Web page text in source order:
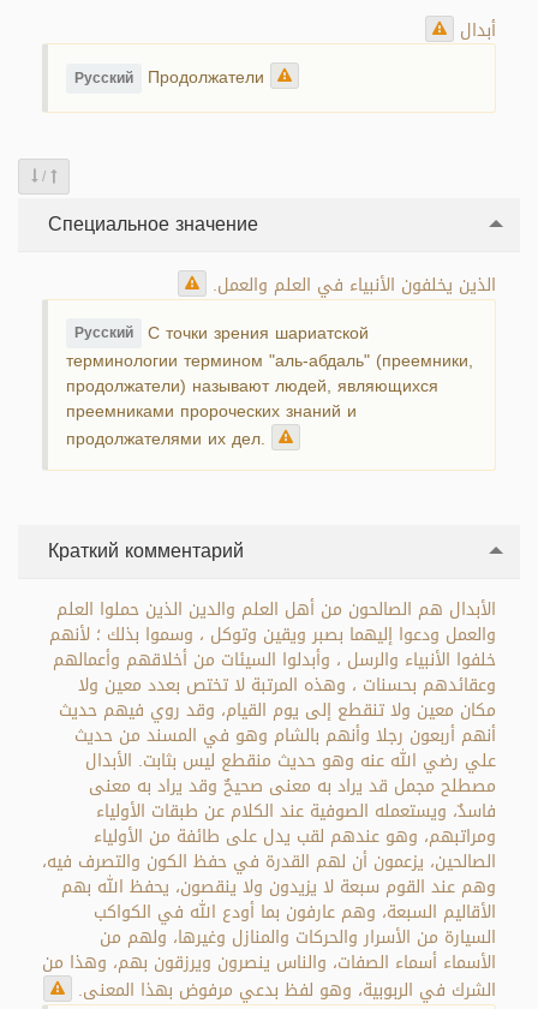
أبدال
Русский Продолжатели
/
Специальное значение
الذين يخلفون الأنبياء في العلم والعمل.
Русский С точки зрения шариатской
терминологии термином "аль-абдаль" (преемники,
продолжатели) называют людей, являющихся
преемниками пророческих знаний и
продолжателями их дел.
Краткий комментарий
الأبدال هم الصالحون من أهل العلم والدين الذين حملوا العلم
والعمل ودعوا إليهما بصبر ويقين وتوكل ، وسموا بذلك ؛ لأنهم
خلفوا الأنبياء والرسل ، وأبدلوا السيئات من أخلاقهم وأعمالهم
وعقائدهم بحسنات ، وهذه المرتبة لا تختص بعدد معين ولا
مكان معين ولا تنقطع إلى يوم القيام، وقد روي فيهم حديث
أنهم أربعون رجلا وأنهم بالشام وهو في المسند من حديث
علي رضي الله عنه وهو حديث منقطع ليس بثابت. الأبدال
مصطلح مجمل قد يراد به معنى صحيحٌ وقد يراد به معنى
فاسدٌ، ويستعمله الصوفية عند الكلام عن طبقات الأولياء
ومراتبهم، وهو عندهم لقب يدل على طائفة من الأولياء
الصالحين، يزعمون أن لهم القدرة في حفظ الكون والتصرف فيه،
وهم عند القوم سبعة لا يزيدون ولا ينقصون، يحفظ الله بهم
الأقاليم السبعة، وهم عارفون بما أودع الله في الكواكب
السيارة من الأسرار والحركات والمنازل وغيرها، ولهم من
الأسماء أسماء الصفات، والناس ينصرون ويرزقون بهم، وهذا من
الشرك في الربوبية، وهو لفظ بدعي مرفوض بهذا المعنى.